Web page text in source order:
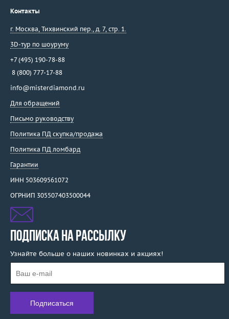
Контакты
г. Москва, Тихвинский пер., д. 7, стр. 1.
3D-тур по шоуруму
+7 (495) 190-78-88
8 (800) 777-17-88
info@misterdiamond.ru
Для обращений
Письмо руководству
Политика ПД скупка/продажа
Политика ПД ломбард
Гарантии
ИНН 503609561072
ОГРНИП 305507403500044
ПОДПИСКА НА РАССЫЛКУ
Узнайте больше о наших новинках и акциях!